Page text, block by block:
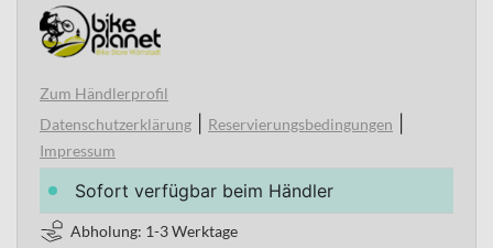
Zum Händlerprofil
Datenschutzerklärung
Reservierungsbedingungen
Impressum
Sofort verfügbar beim Händler
Abholung: 1-3 Werktage